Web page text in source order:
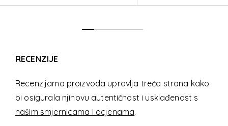
RECENZIJE
Recenzijama proizvoda upravlja treća strana kako
bi osigurala njihovu autentičnost i usklađenost s
našim smjernicama i ocjenama.